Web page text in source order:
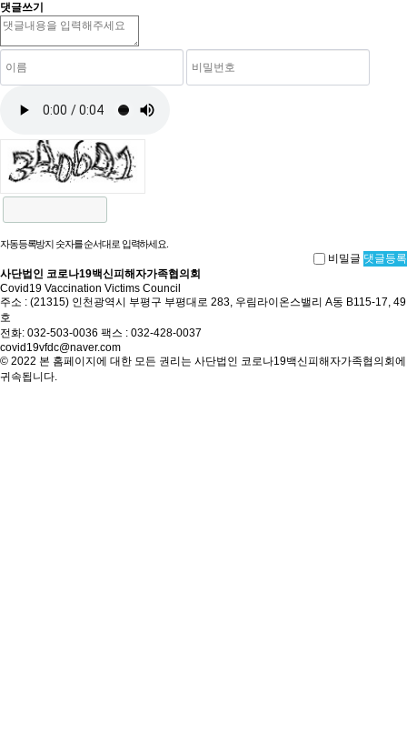
댓글쓰기
자동등록방지 숫자를 순서대로 입력하세요.
비밀글 댓글등록
사단법인 코로나19백신피해자가족협의회
Covid19 Vaccination Victims Council
주소 : (21315) 인천광역시 부평구 부평대로 283, 우림라이온스밸리 A동 B115-17, 49
호
전화: 032-503-0036 팩스 : 032-428-0037
covid19vfdc@naver.com
© 2022 본 홈페이지에 대한 모든 권리는 사단법인 코로나19백신피해자가족협의회에
귀속됩니다.